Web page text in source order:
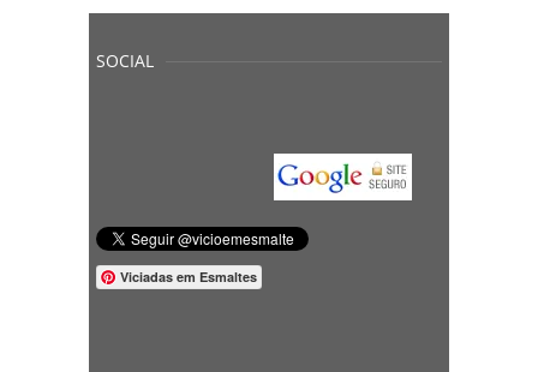
SOCIAL
Viciadas em Esmaltes